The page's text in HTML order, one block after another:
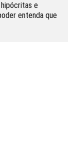
e
entenda que